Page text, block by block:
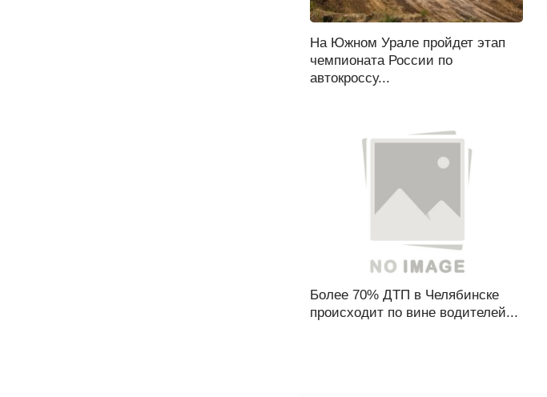
На Южном Урале пройдет этап
чемпионата России по
автокроссу...
Более 70% ДТП в Челябинске
происходит по вине водителей...